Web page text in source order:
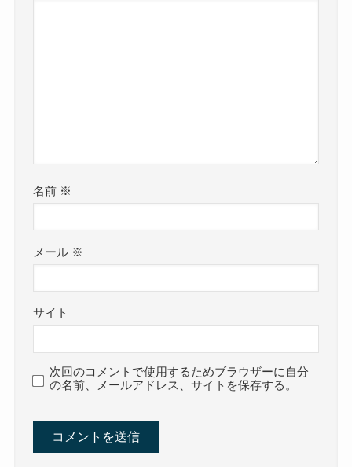
名前 ※
メール ※
サイト
次回のコメントで使用するためブラウザーに自分
の名前、メールアドレス、サイトを保存する。